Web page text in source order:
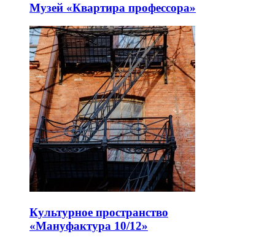
Музей «Квартира профессора»
Культурное пространство
«Мануфактура 10/12»